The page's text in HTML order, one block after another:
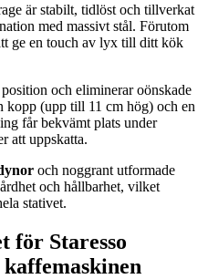
är stabilt, tidlöst och tillverkat
med massivt stål. Förutom
ge en touch av lyx till ditt kök
och eliminerar oönskade
kopp (upp till 11 cm hög) och en
får bekvämt plats under
att uppskatta.
och noggrant utformade
och hållbarhet, vilket
stativet.
för Staresso